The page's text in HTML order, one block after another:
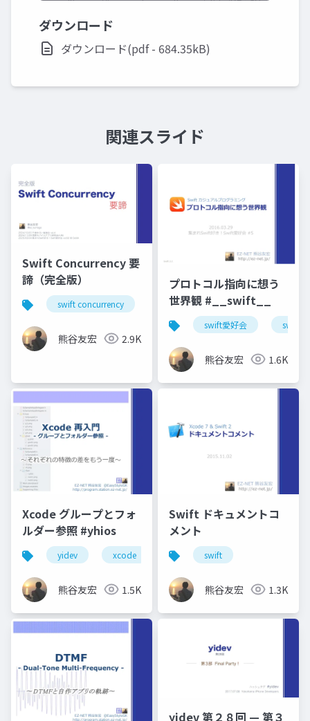
ダウンロード
ダウンロード(pdf - 684.35kB)
関連スライド
Swift Concurrency 要
諦（完全版）
swift concurrency swift愛好会 関モバ
熊谷友宏 2.9K
プロトコル指向に想う
世界観 #__swift__
swift愛好会 swift
熊谷友宏 1.6K
Xcode グループとフォ
ルダー参照 #yhios
yidev xcode 横浜へなちょこ勉強会
熊谷友宏 1.5K
Swift ドキュメントコ
メント
swift
熊谷友宏 1.3K
yidev 第２８回 — 第３